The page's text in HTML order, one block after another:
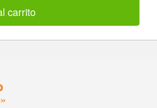
carrito